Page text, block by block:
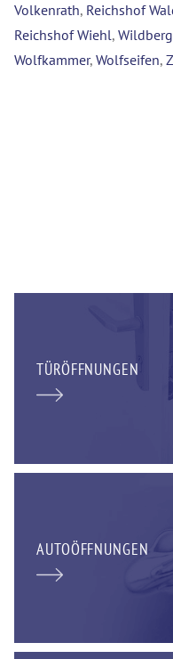
Volkenrath, Reichshof
Reichshof Wiehl, Wildberg
Wolfkammer, Wolfseifen,
TÜRÖFFNUNGEN
AUTOÖFFNUNGEN